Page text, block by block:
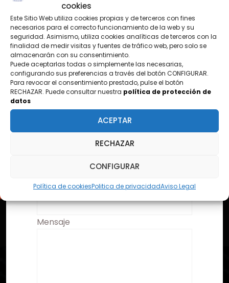
cookies
Este Sitio Web utiliza cookies propias y de terceros con fines
necesarios para el correcto funcionamiento de la web y su
seguridad. Asimismo, utiliza cookies analíticas de terceros con la
finalidad de medir visitas y fuentes de tráfico web, pero solo se
almacenarán con su consentimiento.
Puede aceptarlas todas o simplemente las necesarias,
configurando sus preferencias a través del botón CONFIGURAR.
Para revocar el consentimiento prestado, pulse el botón
RECHAZAR. Puede consultar nuestra política de protección de
datos
ACEPTAR
RECHAZAR
CONFIGURAR
Política de cookiesPolitica de privacidadAviso Legal
CONTÁCTANOS
¿TIENES PREGUNTAS?
Nombre
Email
Mensaje